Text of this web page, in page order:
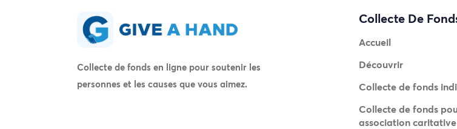
Collecte de fonds en ligne pour soutenir les
personnes et les causes que vous aimez.
Collecte De
Accueil
Découvrir
Collecte de fonds
Collecte de fonds
association caritative